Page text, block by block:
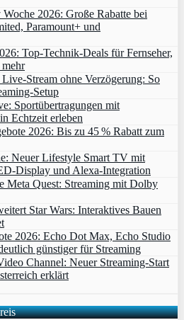
2026: Große Rabatte bei
Paramount+ und
Top-Technik-Deals für Fernseher,
Stream ohne Verzögerung: So
Setup
Sportübertragungen mit
Echtzeit erleben
2026: Bis zu 45 % Rabatt zum
Neuer Lifestyle Smart TV mit
und Alexa‑Integration
Quest: Streaming mit Dolby
Star Wars: Interaktives Bauen
2026: Echo Dot Max, Echo Studio
günstiger für Streaming
Channel: Neuer Streaming‑Start
erklärt